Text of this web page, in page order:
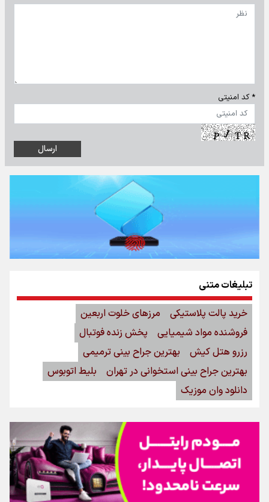
* کد امنیتی
تبلیغات متنی
خرید پالت پلاستیکی
مرزهای خلوت اربعین
فروشنده مواد شیمیایی
پخش زنده فوتبال
رزرو هتل کیش
بهترین جراح بینی ترمیمی
بهترین جراح بینی استخوانی در تهران
بلیط اتوبوس
دانلود وان موزیک